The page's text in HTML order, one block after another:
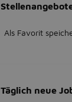
Als Favorit
Täglich neue